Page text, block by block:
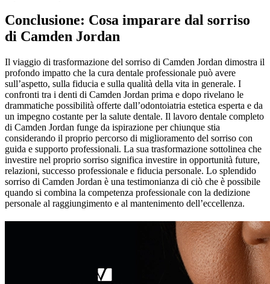
Conclusione: Cosa imparare dal sorriso
di Camden Jordan
Il viaggio di trasformazione del sorriso di Camden Jordan dimostra il
profondo impatto che la cura dentale professionale può avere
sull’aspetto, sulla fiducia e sulla qualità della vita in generale. I
confronti tra i denti di Camden Jordan prima e dopo rivelano le
drammatiche possibilità offerte dall’odontoiatria estetica esperta e da
un impegno costante per la salute dentale. Il lavoro dentale completo
di Camden Jordan funge da ispirazione per chiunque stia
considerando il proprio percorso di miglioramento del sorriso con
guida e supporto professionali. La sua trasformazione sottolinea che
investire nel proprio sorriso significa investire in opportunità future,
relazioni, successo professionale e fiducia personale. Lo splendido
sorriso di Camden Jordan è una testimonianza di ciò che è possibile
quando si combina la competenza professionale con la dedizione
personale al raggiungimento e al mantenimento dell’eccellenza.